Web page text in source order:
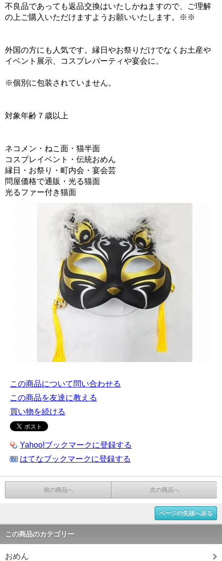
不良品であっても返品交換はいたしかねますので、ご理解
の上ご購入いただけますようお願いいたします。※※
外国の方にも人気です。縁日やお祭りだけでなくお土産や
イベント展示、コスプレパーティや宴会に。
※個別に包装されていません。
対象年齢７歳以上
ネコメン・ねこ面・猫半面
コスプレイベント・伝統おめん
縁日・お祭り・町内会・宴会芸
問屋価格で通販・光る猫面
光るファー付き猫面
この商品について問い合わせる
この商品を友達に教える
買い物を続ける
Yahoo!ブックマークに登録する
はてなブックマークに登録する
前の商品へ 次の商品へ
ページの先頭へ戻る
この商品のカテゴリー
おめん